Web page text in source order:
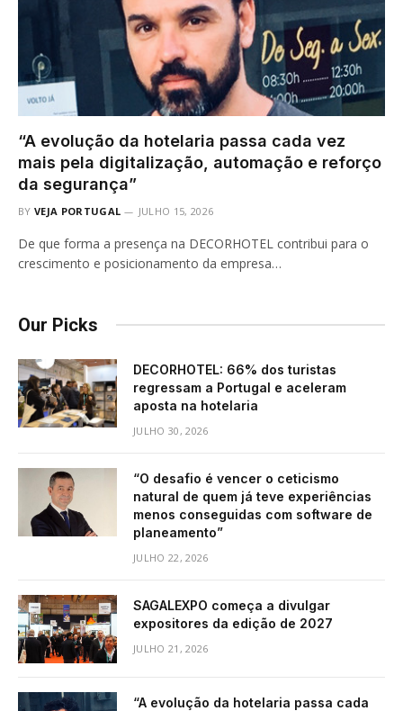
“A evolução da hotelaria passa cada vez
mais pela digitalização, automação e reforço
da segurança”
BY VEJA PORTUGAL JULHO 15, 2026
De que forma a presença na DECORHOTEL contribui para o
crescimento e posicionamento da empresa…
Our Picks
DECORHOTEL: 66% dos turistas
regressam a Portugal e aceleram
aposta na hotelaria
JULHO 30, 2026
“O desafio é vencer o ceticismo
natural de quem já teve experiências
menos conseguidas com software de
planeamento”
JULHO 22, 2026
SAGALEXPO começa a divulgar
expositores da edição de 2027
JULHO 21, 2026
“A evolução da hotelaria passa cada